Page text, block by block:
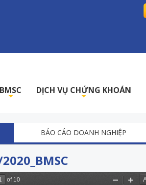
BMSC DỊCH VỤ CHỨNG KHOÁN
BÁO CÁO DOANH NGHIỆP